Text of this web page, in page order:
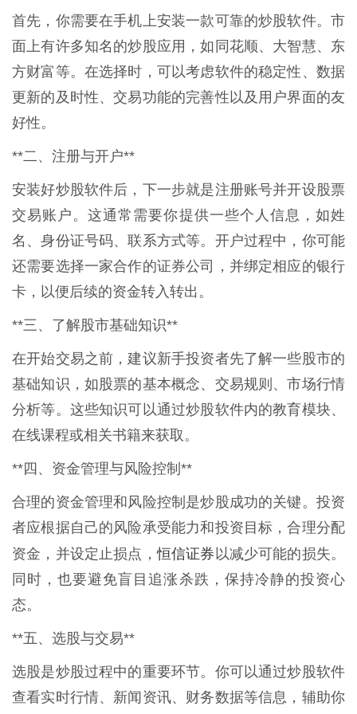
首先，你需要在手机上安装一款可靠的炒股软件。市
面上有许多知名的炒股应用，如同花顺、大智慧、东
方财富等。在选择时，可以考虑软件的稳定性、数据
更新的及时性、交易功能的完善性以及用户界面的友
好性。
**二、注册与开户**
安装好炒股软件后，下一步就是注册账号并开设股票
交易账户。这通常需要你提供一些个人信息，如姓
名、身份证号码、联系方式等。开户过程中，你可能
还需要选择一家合作的证券公司，并绑定相应的银行
卡，以便后续的资金转入转出。
**三、了解股市基础知识**
在开始交易之前，建议新手投资者先了解一些股市的
基础知识，如股票的基本概念、交易规则、市场行情
分析等。这些知识可以通过炒股软件内的教育模块、
在线课程或相关书籍来获取。
**四、资金管理与风险控制**
合理的资金管理和风险控制是炒股成功的关键。投资
者应根据自己的风险承受能力和投资目标，合理分配
资金，并设定止损点，恒信证券 以减少可能的损失。
同时，也要避免盲目追涨杀跌，保持冷静的投资心
态。
**五、选股与交易**
选股是炒股过程中的重要环节。你可以通过炒股软件
查看实时行情、新闻资讯、财务数据等信息，辅助你